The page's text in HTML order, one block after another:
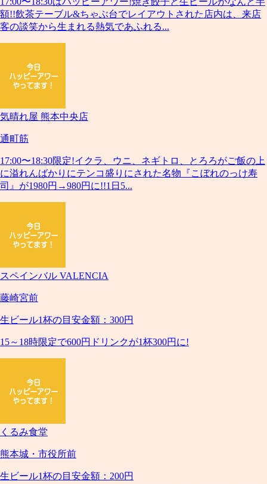
額!!飲茶テーブル&ちゃぶ台でレイアウトされた店内は、来店
客の談笑から生まれる熱気であふれる...
気晴れ屋 熊本中央店
通町筋
17:00〜18:30限定!イクラ、ウニ、ネギトロ、とろろがご飯の上
に溢れんばかりにテンコ盛りにされた名物『こぼれのっけ寿
司』が1980円→980円に!!1日5...
スペインバル VALENCIA
藤崎宮前
生ビール1杯の目安金額：300円
15～18時限定で600円ドリンクが1杯300円に!
くるみ食堂
熊本城・市役所前
生ビール1杯の目安金額：200円